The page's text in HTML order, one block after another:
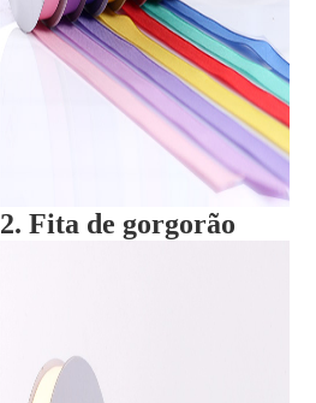
2. Fita de gorgorão